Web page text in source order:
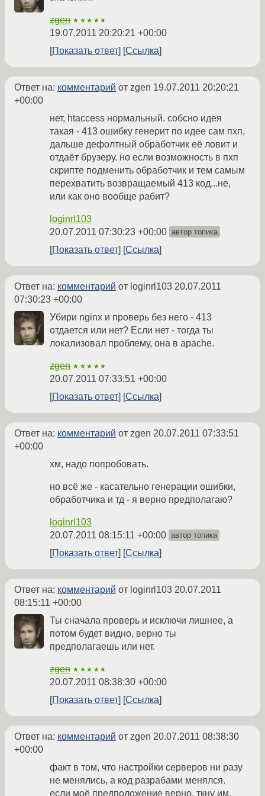
zgen ★★★★★
19.07.2011 20:20:21 +00:00
Показать ответ
Ссылка
Ответ на: комментарий от zgen 19.07.2011 20:20:21
+00:00
нет, htaccess нормальный. собсно идея
такая - 413 ошибку генерит по идее сам пхп,
дальше дефолтный обработчик её ловит и
отдаёт брузеру. но если возможность в пхп
скрипте подменить обработчик и тем самым
перехватить возвращаемый 413 код...не,
или как оно вообще рабит?
loginrl103
20.07.2011 07:30:23 +00:00 автор топика
Показать ответ Ссылка
Ответ на: комментарий от loginrl103 20.07.2011
07:30:23 +00:00
Убири nginx и проверь без него - 413
отдается или нет? Если нет - тогда ты
локализовал проблему, она в apache.
zgen ★★★★★
20.07.2011 07:33:51 +00:00
Показать ответ
Ссылка
Ответ на: комментарий от zgen 20.07.2011 07:33:51
+00:00
хм, надо попробовать.
но всё же - касательно генерации ошибки,
обработчика и тд - я верно предполагаю?
loginrl103
20.07.2011 08:15:11 +00:00 автор топика
Показать ответ Ссылка
Ответ на: комментарий от loginrl103 20.07.2011
08:15:11 +00:00
Ты сначала проверь и исключи лишнее, а
потом будет видно, верно ты
предполагаешь или нет.
zgen ★★★★★
20.07.2011 08:38:30 +00:00
Показать ответ
Ссылка
Ответ на: комментарий от zgen 20.07.2011 08:38:30
+00:00
факт в том, что настройки серверов ни разу
не менялись, а код разрабами менялся.
если моё предположение верно, ткну им,